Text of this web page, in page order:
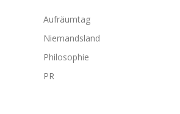
Aufräumtag
Niemandsland
Philosophie
PR